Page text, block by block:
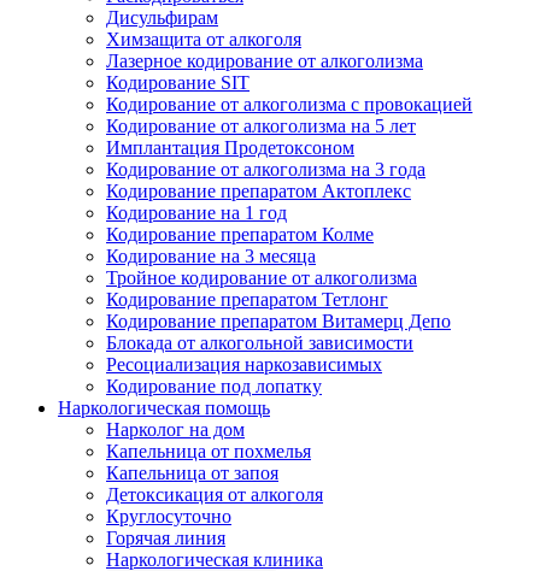
Дисульфирам
Химзащита от алкоголя
Лазерное кодирование от алкоголизма
Кодирование SIT
Кодирование от алкоголизма с провокацией
Кодирование от алкоголизма на 5 лет
Имплантация Продетоксоном
Кодирование от алкоголизма на 3 года
Кодирование препаратом Актоплекс
Кодирование на 1 год
Кодирование препаратом Колме
Кодирование на 3 месяца
Тройное кодирование от алкоголизма
Кодирование препаратом Тетлонг
Кодирование препаратом Витамерц Депо
Блокада от алкогольной зависимости
Ресоциализация наркозависимых
Кодирование под лопатку
Наркологическая помощь
Нарколог на дом
Капельница от похмелья
Капельница от запоя
Детоксикация от алкоголя
Круглосуточно
Горячая линия
Наркологическая клиника